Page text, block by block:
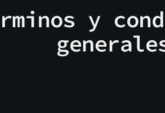
y